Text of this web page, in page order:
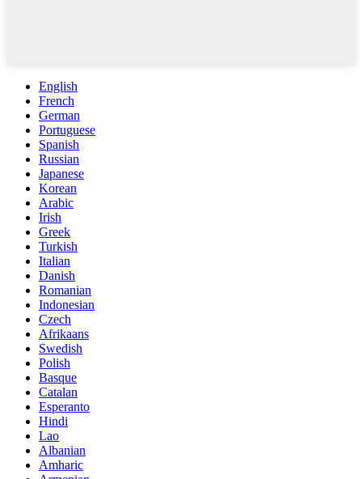
English
French
German
Portuguese
Spanish
Russian
Japanese
Korean
Arabic
Irish
Greek
Turkish
Italian
Danish
Romanian
Indonesian
Czech
Afrikaans
Swedish
Polish
Basque
Catalan
Esperanto
Hindi
Lao
Albanian
Amharic